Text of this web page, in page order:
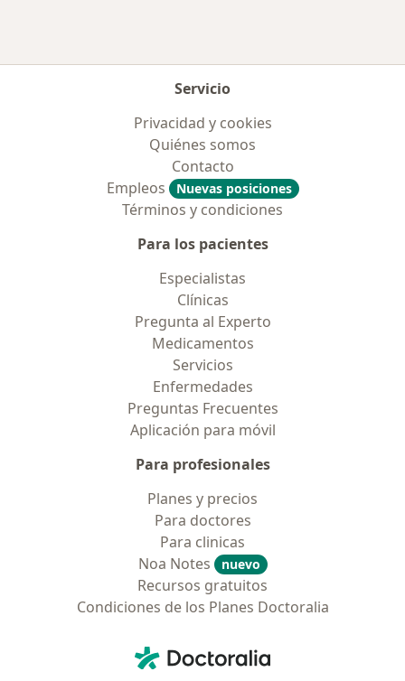
Servicio
Privacidad y cookies
Quiénes somos
Contacto
Empleos
Nuevas posiciones
Términos y condiciones
Para los pacientes
Especialistas
Clínicas
Pregunta al Experto
Medicamentos
Servicios
Enfermedades
Preguntas Frecuentes
Aplicación para móvil
Para profesionales
Planes y precios
Para doctores
Para clinicas
Noa Notes
nuevo
Recursos gratuitos
Condiciones de los Planes Doctoralia
Doctoralia - Página de inicio